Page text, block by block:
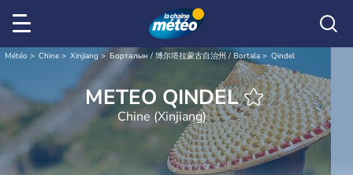
Météo Chine Xinjiang Борталын / 博尔塔拉蒙古自治州 / Bortala Qindel
METEO QINDEL
Chine (Xinjiang)